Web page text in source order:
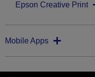
Epson Creative Print
Mobile Apps